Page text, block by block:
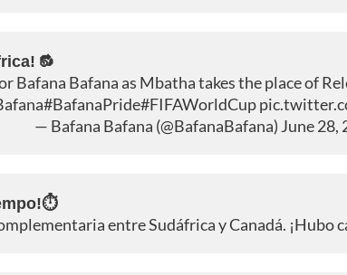
🔂
Bafana Bafana as Mbatha takes the place of
#BafanaPride#FIFAWorldCup
— Bafana Bafana (@BafanaBafana) June 28,
entre Sudáfrica y Canadá. ¡Hubo